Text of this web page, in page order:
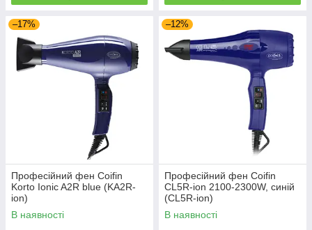
–17%
Професійний фен Coifin
Korto Ionic A2R blue (KA2R-
ion)
В наявності
–12%
Професійний фен Coifin
CL5R-ion 2100-2300W, синій
(CL5R-ion)
В наявності